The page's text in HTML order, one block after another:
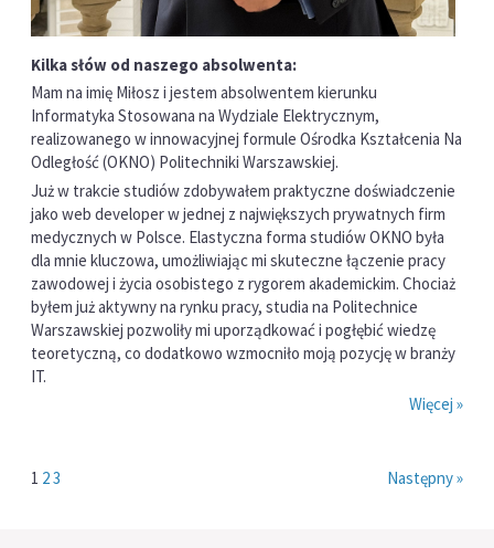
Kilka słów od naszego absolwenta:
Mam na imię Miłosz i jestem absolwentem kierunku
Informatyka Stosowana na Wydziale Elektrycznym,
realizowanego w innowacyjnej formule Ośrodka Kształcenia Na
Odległość (OKNO) Politechniki Warszawskiej.
Już w trakcie studiów zdobywałem praktyczne doświadczenie
jako web developer w jednej z największych prywatnych firm
medycznych w Polsce. Elastyczna forma studiów OKNO była
dla mnie kluczowa, umożliwiając mi skuteczne łączenie pracy
zawodowej i życia osobistego z rygorem akademickim. Chociaż
byłem już aktywny na rynku pracy, studia na Politechnice
Warszawskiej pozwoliły mi uporządkować i pogłębić wiedzę
teoretyczną, co dodatkowo wzmocniło moją pozycję w branży
IT.
Więcej »
Następny »
1 23